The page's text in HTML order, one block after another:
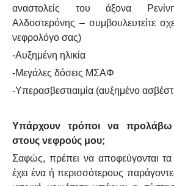
αναστολείς του άξονα
Αλδοστερόνης – συμβουλευτείτε
νεφρολόγο σας)
-Αυξημένη ηλικία
-Μεγάλες δόσεις ΜΣΑΦ
-Υπερασβεστιαιμία (αυξημένο
Υπάρχουν τρόποι να
στους νεφρούς μου;
Σαφώς, πρέπει να αποφεύγονται
έχει ένα ή περισσότερους